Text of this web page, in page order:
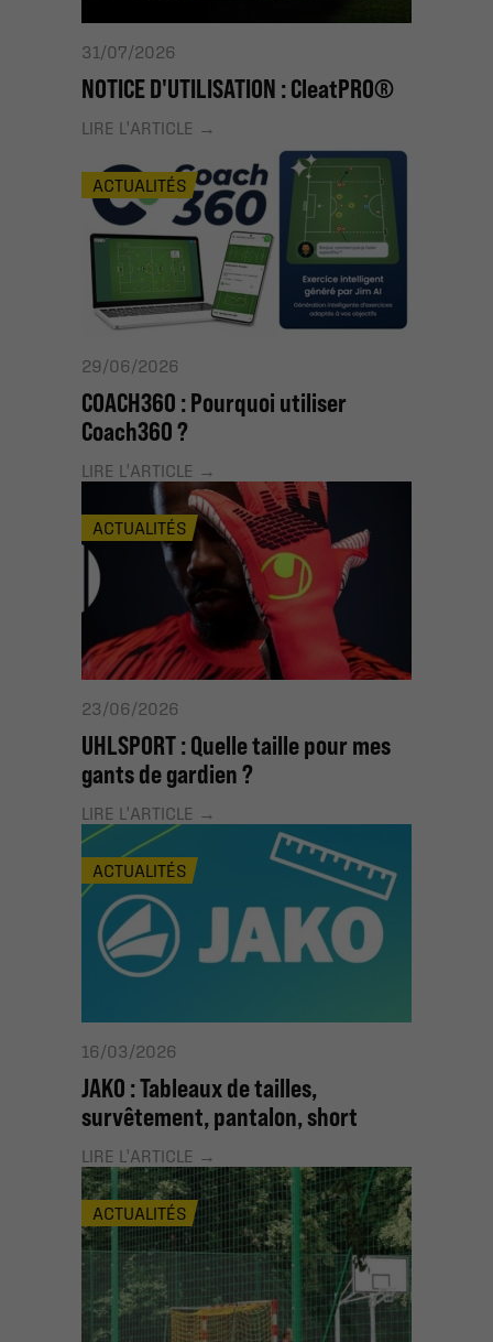
31/07/2026
NOTICE D'UTILISATION : CleatPRO®
LIRE L'ARTICLE
ACTUALITÉS
29/06/2026
COACH360 : Pourquoi utiliser
Coach360 ?
LIRE L'ARTICLE
ACTUALITÉS
23/06/2026
UHLSPORT : Quelle taille pour mes
gants de gardien ?
LIRE L'ARTICLE
ACTUALITÉS
16/03/2026
JAKO : Tableaux de tailles,
survêtement, pantalon, short
LIRE L'ARTICLE
ACTUALITÉS